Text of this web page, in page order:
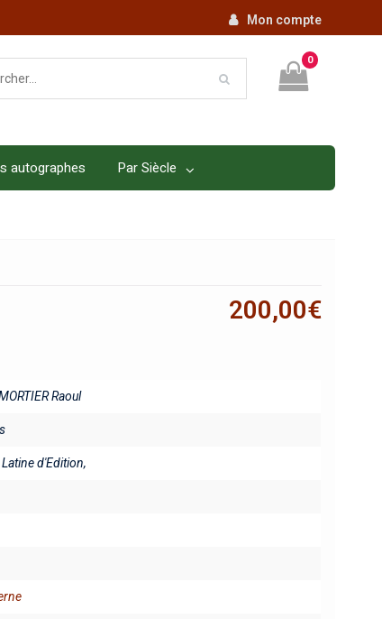
Mon compte
0
autographes Par Siècle
200,00€
Raoul
d'Edition,